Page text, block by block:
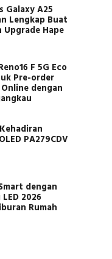
Galaxy A25
Lengkap Buat
Upgrade Hape
F 5G Eco
Pre-order
dengan
PA279CDV
dengan
2026
Rumah